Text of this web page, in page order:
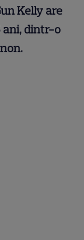
Kelly are
ani, dintr-o